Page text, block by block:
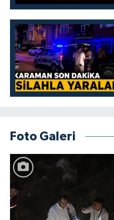
Foto Galeri